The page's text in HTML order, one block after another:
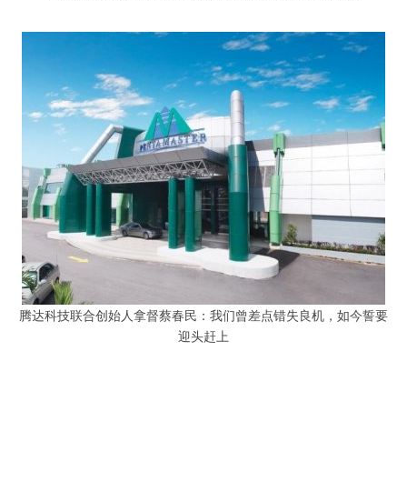
腾达科技联合创始人拿督蔡春民：我们曾差点错失良机，如今誓要
迎头赶上